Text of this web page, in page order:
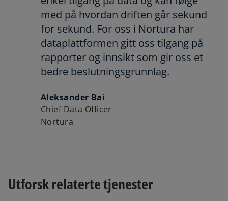
med på hvordan driften går sekund
for sekund. For oss i Nortura har
dataplattformen gitt oss tilgang på
rapporter og innsikt som gir oss et
bedre beslutningsgrunnlag.
Aleksander Bai
Chief Data Officer
Nortura
Utforsk relaterte tjenester